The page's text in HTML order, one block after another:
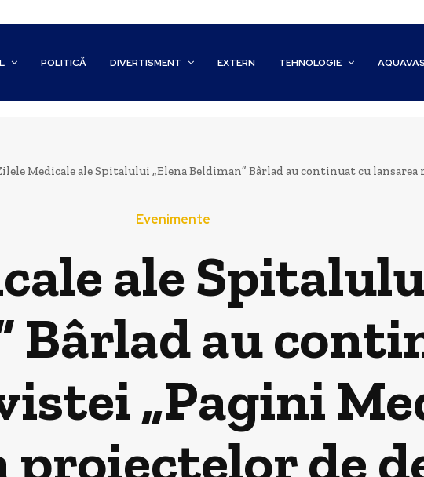
POLITICĂ DIVERTISMENT EXTERN TEHNOLOGIE AQUAVAS
Medicale ale Spitalului „Elena Beldiman” Bârlad au continuat cu lansarea
Evenimente
ale
Bârlad au
„Pagini
proiectelor de